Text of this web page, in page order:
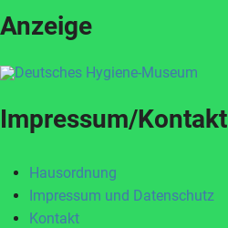
Anzeige
Impressum/Kontakt
Hausordnung
Impressum und Datenschutz
Kontakt